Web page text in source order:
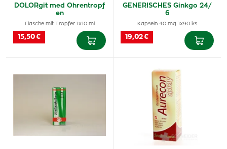
DOLORgit med Ohrentropf
en
Flasche mit Tropfer 1x10 ml
15,50 €
GENERISCHES Ginkgo 24/
6
Kapseln 40 mg 1x90 ks
19,02 €